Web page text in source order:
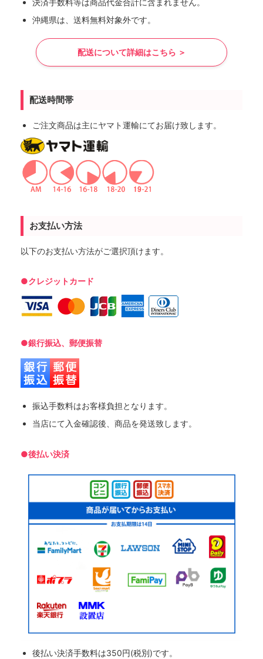
決済手数料等は商品代金合計に含まれません。
沖縄県は、送料無料対象外です。
配送について詳細はこちら ＞
配送時間帯
ご注文商品は主にヤマト運輸にてお届け致します。
お支払い方法
以下のお支払い方法がご選択頂けます。
●クレジットカード
●銀行振込、郵便振替
振込手数料はお客様負担となります。
当店にて入金確認後、商品を発送致します。
●後払い決済
後払い決済手数料は350円(税別)です。